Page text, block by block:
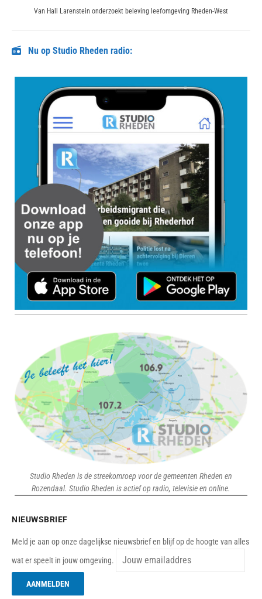
Next
Van Hall Larenstein onderzoekt beleving leefomgeving Rheden-West
Nu op Studio Rheden radio:
Studio Rheden is de streekomroep voor de gemeenten Rheden en
Rozendaal. Studio Rheden is actief op radio, televisie en online.
NIEUWSBRIEF
Meld je aan op onze dagelijkse nieuwsbrief en blijf op de hoogte van alles
wat er speelt in jouw omgeving.